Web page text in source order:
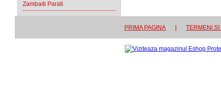
Zambaiti Parati
PRIMA PAGINA TERMENI SI